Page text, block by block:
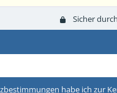
Sicher
habe ich zur